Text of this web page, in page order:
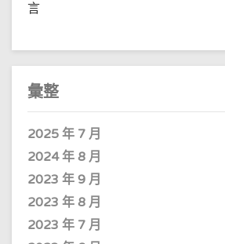
言
彙整
2025 年 7 月
2024 年 8 月
2023 年 9 月
2023 年 8 月
2023 年 7 月